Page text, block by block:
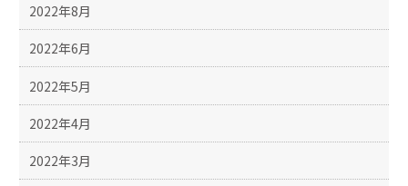
2022年8月
2022年6月
2022年5月
2022年4月
2022年3月